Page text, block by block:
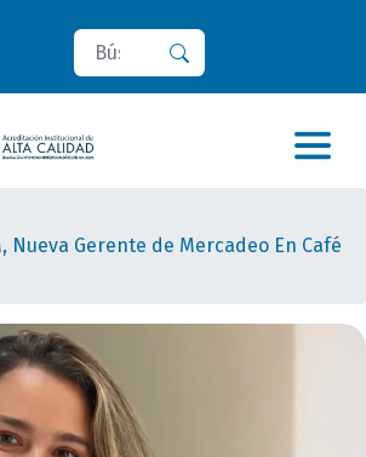
Buscar
Nueva Gerente de Mercadeo En Café